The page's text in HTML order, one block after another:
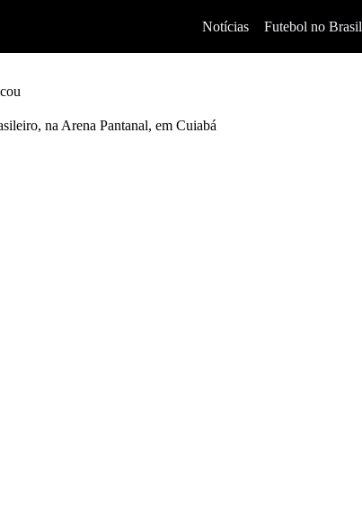
Notícias Futebol no Brasil
na Arena Pantanal, em Cuiabá